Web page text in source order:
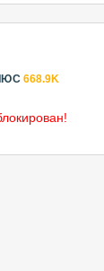
668.9K